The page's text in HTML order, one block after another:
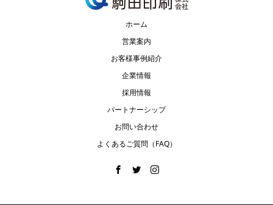
ホーム
営業案内
お客様事例紹介
企業情報
採用情報
パートナーシップ
お問い合わせ
よくあるご質問（FAQ）